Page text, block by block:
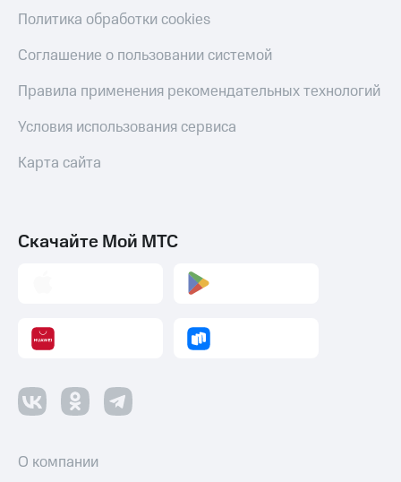
Переводы
с
на карту
МТС Pay
Оплата
коду
Смартфоны
трекеры
Умный
Планшеты
Политика обработки cookies
Соглашение о пользовании системой
Правила применения рекомендательных технологий
Условия использования сервиса
Карта сайта
Скачайте Мой МТС
О компании